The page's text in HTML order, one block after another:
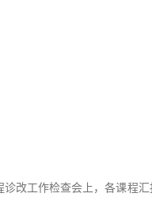
诊改工作检查会上，各课程